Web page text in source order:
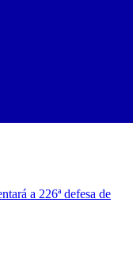
a 226ª defesa de